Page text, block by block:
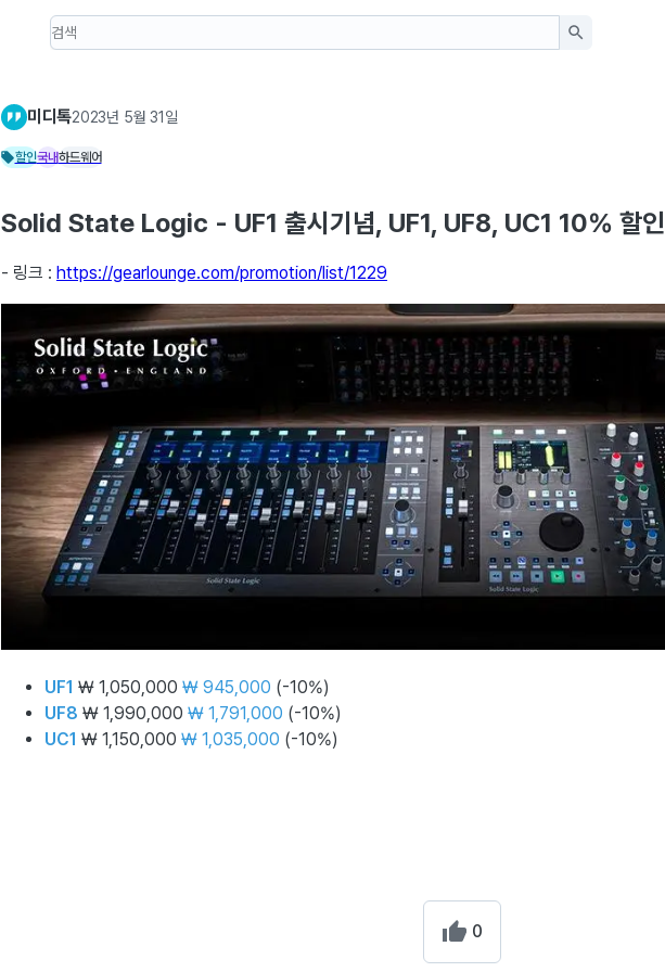
미디톡2023년 5월 31일
할인국내하드웨어
Solid State Logic - UF1 출시기념, UF1, UF8, UC1 10% 할인
- 링크 : https://gearlounge.com/promotion/list/1229
UF1 ₩ 1,050,000 ₩ 945,000 (-10%)
UF8 ₩ 1,990,000 ₩ 1,791,000 (-10%)
UC1 ₩ 1,150,000 ₩ 1,035,000 (-10%)
0